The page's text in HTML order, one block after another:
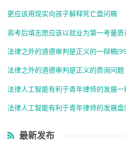
更应该用现实向孩子解释死亡盘问稿
高考后填志愿应该以就业为第一考量质
法律之外的道德审判是正义的一辩稿
法律之外的道德审判是正义的质询问题
法律人工智能有利于青年律师的发展一
法律人工智能有利于青年律师的发展盘
最新发布